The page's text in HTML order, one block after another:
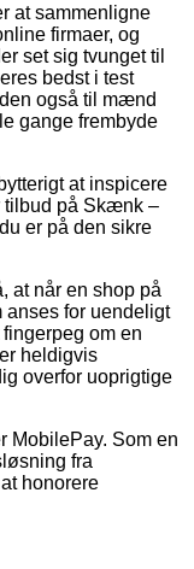
at sammenligne
firmaer, og
set sig tvunget til
bedst i test
også til mænd
gange frembyde
at inspicere
tilbud på Skænk –
er på den sikre
at når en shop på
anses for uendeligt
om en
heldigvis
overfor uoprigtige
MobilePay. Som en
fra
honorere